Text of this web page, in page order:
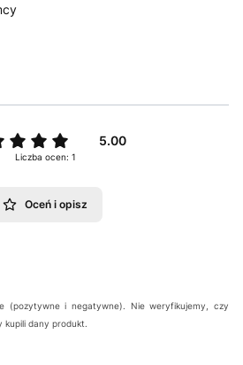
5.00
Liczba ocen: 1
Oceń i opisz
(pozytywne i negatywne). Nie weryfikujemy, czy
dany produkt.